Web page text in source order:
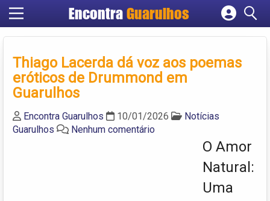
Encontra Guarulhos
Cadastrar empresa
Criar conta
Thiago Lacerda dá voz aos poemas
eróticos de Drummond em
Guarulhos
Encontra Guarulhos 10/01/2026
Notícias
Guarulhos
Nenhum comentário
O Amor
Natural:
Uma